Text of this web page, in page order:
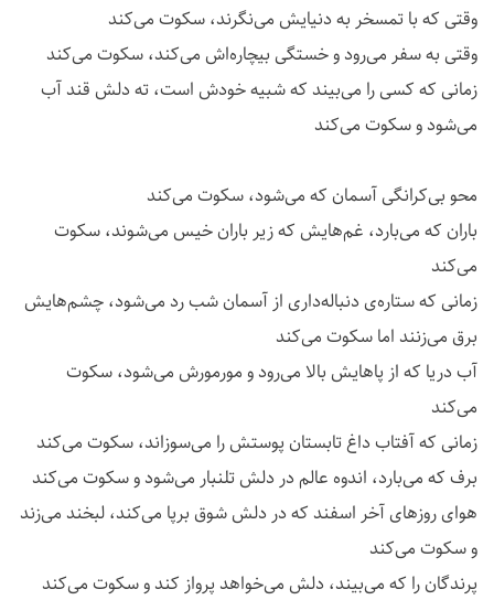
وقتی که با تمسخر به دنیایش می‌نگرند، سکوت می‌کند
وقتی به سفر می‌رود و خستگی بیچاره‌اش می‌کند، سکوت می‌کند
زمانی که کسی را می‌بیند که شبیه خودش است، ته دلش قند آب
می‌شود و سکوت می‌کند
محو بی‌کرانگی آسمان که می‌شود، سکوت می‌کند
باران که می‌بارد، غم‌هایش که زیر باران خیس می‌شوند، سکوت
می‌کند
زمانی که ستاره‌ی دنباله‌داری از آسمان شب رد می‌شود، چشم‌هایش
برق می‌زنند اما سکوت می‌کند
آب دریا که از پاهایش بالا می‌رود و مورمورش می‌شود، سکوت
می‌کند
زمانی که آفتاب داغ تابستان پوستش را می‌سوزاند، سکوت می‌کند
برف که می‌بارد، اندوه عالم در دلش تلنبار می‌شود و سکوت می‌کند
هوای روزهای آخر اسفند که در دلش شوق برپا می‌کند، لبخند می‌زند
و سکوت می‌کند
پرندگان را که می‌بیند، دلش می‌خواهد پرواز کند و سکوت می‌کند